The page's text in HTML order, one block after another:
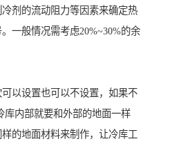
剂的流动阻力等因素来确定热
一般情况需考虑20%~30%的余
以设置也可以不设置，如果不
库内部就要和外部的地面一样
的地面材料来制作，让冷库工